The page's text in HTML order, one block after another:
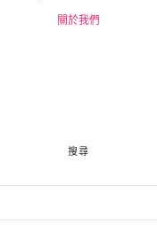
關於我們
搜尋